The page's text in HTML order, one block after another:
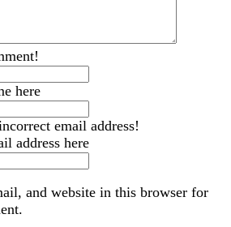
here
email address!
address here
and website in this browser for